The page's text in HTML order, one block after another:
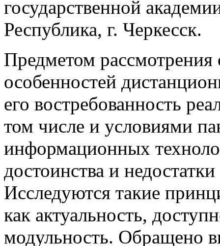
государственной
Республика, г. Черкесск.
Предметом рассмотрения
особенностей
его востребованность
том числе и условиями
информационных
достоинства и
Исследуются такие
как актуальность,
модульность. Обращено